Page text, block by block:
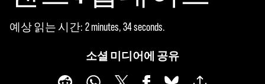
예상 읽는 시간 2 minutes, 34 seconds
소셜 미디어에 공유